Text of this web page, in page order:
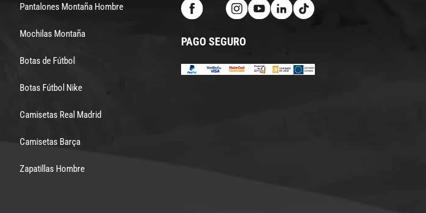
Pantalones Montaña Hombre
Mochilas Montaña
Botas de Fútbol
Botas Fútbol Nike
Camisetas Real Madrid
Camisetas Barça
Zapatillas Hombre
PAGO SEGURO